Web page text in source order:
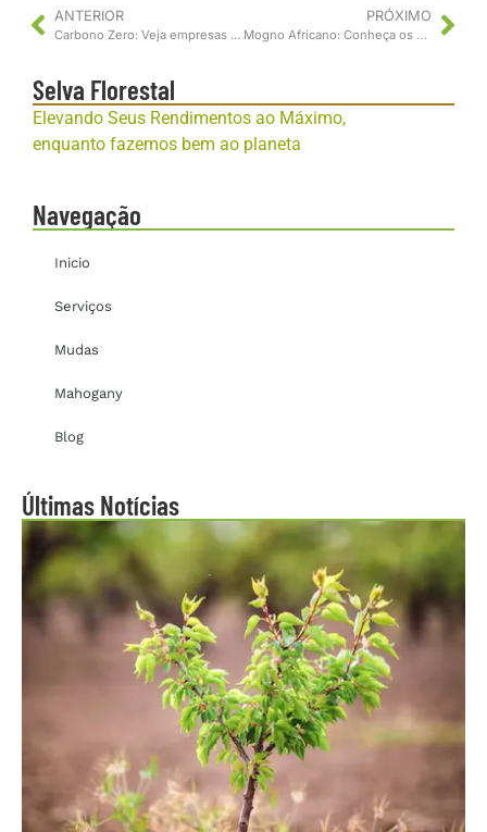
ANTERIOR
Carbono Zero: Veja empresas e indivíduos adotando o desafio de zerar suas emissões de carbono com créditos de carbono.
PRÓXIMO
Mogno Africano: Conheça os primeiros passos para começar a plantar
Selva Florestal
Elevando Seus Rendimentos ao Máximo,
enquanto fazemos bem ao planeta
Navegação
Inicio
Serviços
Mudas
Mahogany
Blog
Últimas Notícias